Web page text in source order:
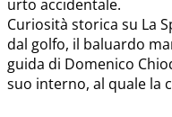
urto accidentale.
Curiosità storica su La
dal golfo, il baluardo
guida di Domenico
suo interno, al quale la